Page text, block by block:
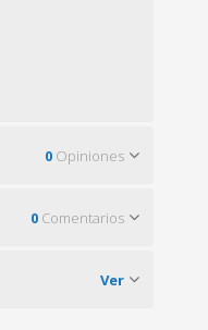
0 Opiniones
0 Comentarios
Ver